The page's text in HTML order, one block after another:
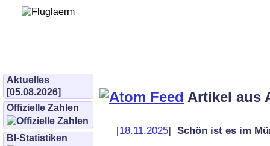
Aktuelles
[05.08.2026]
Offizielle Zahlen
BI-Statistiken
Artikel aus
[18.11.2025] Schön ist es im